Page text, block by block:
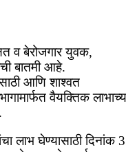
व बेरोजगार युवक,
बातमी आहे.
आणि शाश्वत
वैयक्तिक
लाभ घेण्यासाठी दिनांक 3